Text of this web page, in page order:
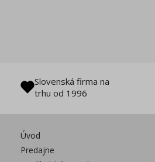
Slovenská firma na
trhu od 1996
Úvod
Predajne